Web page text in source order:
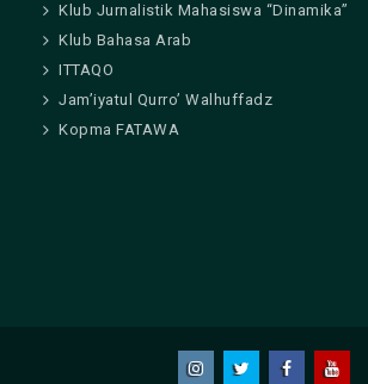
Klub Jurnalistik Mahasiswa “Dinamika”
Klub Bahasa Arab
ITTAQO
Jam’iyatul Qurro’ Walhuffadz
Kopma FATAWA